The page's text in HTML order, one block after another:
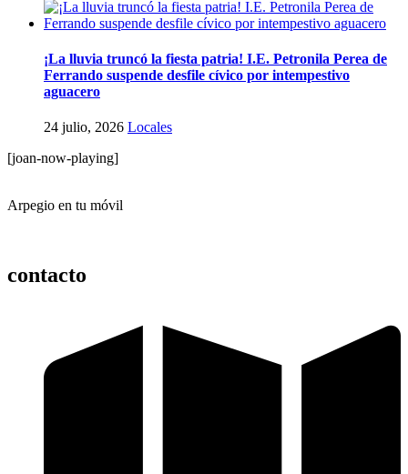
¡La lluvia truncó la fiesta patria! I.E. Petronila Perea de
Ferrando suspende desfile cívico por intempestivo
aguacero
24 julio, 2026 Locales
[joan-now-playing]
Arpegio en tu móvil
contacto